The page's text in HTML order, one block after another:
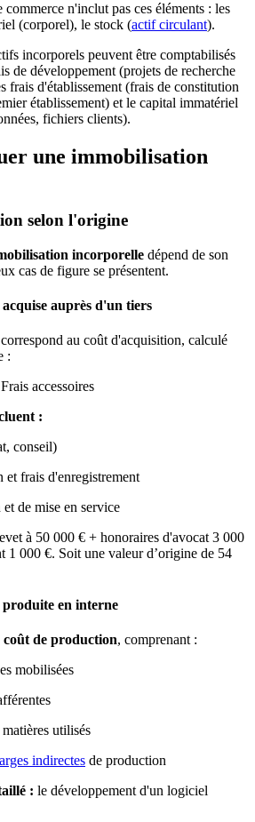
n'inclut pas ces éléments : les
(corporel), le stock (actif circulant).
incorporels peuvent être comptabilisés
de développement (projets de recherche
frais d'établissement (frais de constitution
établissement) et le capital immatériel
fichiers clients).
une immobilisation
selon l'origine
incorporelle dépend de son
cas de figure se présentent.
auprès d'un tiers
au coût d'acquisition, calculé
:
accessoires
:
conseil)
et frais d'enregistrement
de mise en service
à 50 000 € + honoraires d'avocat 3 000
1 000 €. Soit une valeur d’origine de 54
en interne
coût de production, comprenant :
mobilisées
utilisés
indirectes de production
: le développement d'un logiciel